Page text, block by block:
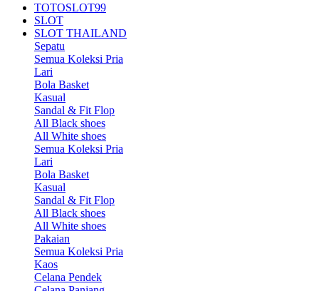
TOTOSLOT99
SLOT
SLOT THAILAND
Sepatu
Semua Koleksi Pria
Lari
Bola Basket
Kasual
Sandal & Fit Flop
All Black shoes
All White shoes
Semua Koleksi Pria
Lari
Bola Basket
Kasual
Sandal & Fit Flop
All Black shoes
All White shoes
Pakaian
Semua Koleksi Pria
Kaos
Celana Pendek